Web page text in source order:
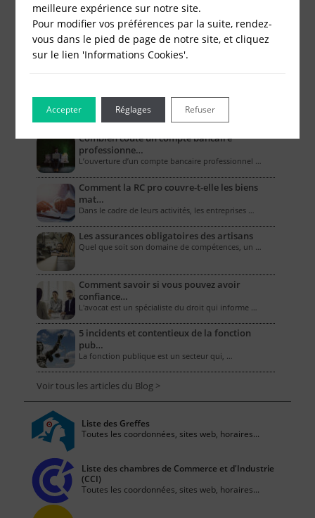
Le Blog pour les Entreprises
Combien coûte un compte bancaire
professionne…
L’ouverture d’un compte bancaire professionnel …
Comment la RC pro couvre-t-elle les biens
mat…
Dans le cadre de leurs activités, les entreprises …
Les assurances obligatoires des artisans
Quel que soit son domaine de compétences, un …
Comment savoir si vous pouvez avoir
confiance…
L'avocat est un spécialiste du droit qui informe …
5 incidents et contentieux de la fonction
pub…
La fonction publique est un secteur qui, …
Voir tous les articles du Blog >
Liste des Greffes
Toutes les coordonnées, sites web, horaires...
Liste des chambres de Commerce et d'Industrie
(CCI)
Toutes les coordonnées, sites web, horaires...
meilleure expérience sur notre site.
Pour modifier vos préférences par la suite, rendez-
vous dans le pied de page de notre site, et cliquez
sur le lien 'Informations Cookies'.
Accepter Refuser
Réglages